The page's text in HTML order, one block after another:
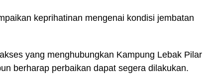
keprihatinan mengenai kondisi jembatan
yang menghubungkan Kampung Lebak Pilar
berharap perbaikan dapat segera dilakukan.